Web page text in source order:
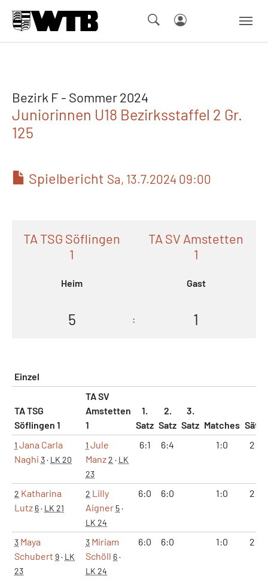
Bezirk F - Sommer 2024
Juniorinnen U18 Bezirksstaffel 2 Gr.
125
Spielbericht Sa, 13.7.2024 09:00
TA TSG Söflingen
1
Heim
TA SV Amstetten
1
Gast
5 : 1
Einzel
TA TSG
Söflingen 1
TA SV
Amstetten
1
1.
Satz
2.
Satz
3.
Satz Matches Sätze
1 Jana Carla
Naghi 3· LK 20
1 Jule
Manz2 · LK
23
6:1 6:4 1:0 2:0
2 Katharina
Lutz 6· LK 21
2 Lilly
Aigner 5·
LK 24
6:0 6:0 1:0 2:0
3 Maya
Schubert 9· LK
23
3 Miriam
Schöll 6·
LK 24
6:0 6:0 1:0 2:0